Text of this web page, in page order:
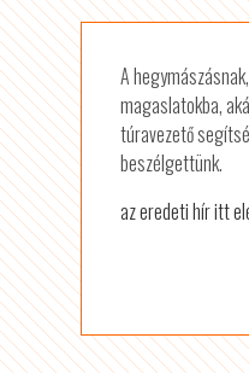
A
magaslatokba,
túravezető
beszélgettünk.
az eredeti hír itt